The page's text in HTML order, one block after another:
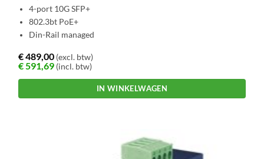
4-port 10G SFP+
802.3bt PoE+
Din-Rail managed
€489,00 (excl. btw)
€ 591,69 (incl. btw)
IN WINKELWAGEN